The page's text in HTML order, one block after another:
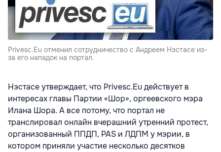
Privesc.Eu отменил сотрудничество с Андреем Нэстасе из-
за его нападок на портал.
Нэстасе утверждает, что Privesc.Eu действует в
интересах главы Партии «Шор», оргеевского мэра
Илана Шора. А все потому, что портал не
транслировал онлайн вчерашний утренний протест,
организованный ППДП, PAS и ЛДПМ у мэрии, в
котором приняли участие несколько десятков